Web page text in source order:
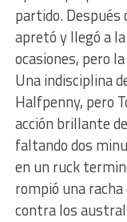
partido.
apretó y llegó a
ocasiones, pero
Una indisciplina
Halfpenny, pero
acción brillante
faltando dos
en un ruck
rompió una
contra los